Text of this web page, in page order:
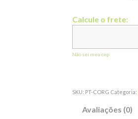
Calcule o frete:
Não sei meu cep
SKU: PT-CORG Categoria:
Avaliações (0)